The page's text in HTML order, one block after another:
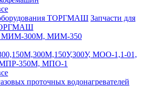
Запчасти для
300М, МИМ-350
МОО-1,1-01,
350М, МПО-1